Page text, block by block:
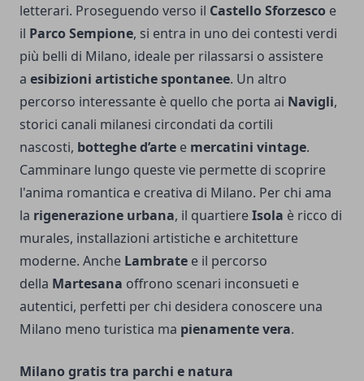
letterari. Proseguendo verso il Castello Sforzesco e
il Parco Sempione, si entra in uno dei contesti verdi
più belli di Milano, ideale per rilassarsi o assistere
a esibizioni artistiche spontanee. Un altro
percorso interessante è quello che porta ai Navigli,
storici canali milanesi circondati da cortili
nascosti, botteghe d’arte e mercatini vintage.
Camminare lungo queste vie permette di scoprire
l'anima romantica e creativa di Milano. Per chi ama
la rigenerazione urbana, il quartiereIsola è ricco di
murales, installazioni artistiche e architetture
moderne. Anche Lambrate e il percorso
della Martesana offrono scenari inconsueti e
autentici, perfetti per chi desidera conoscere una
Milano meno turistica ma pienamente vera.
Milano gratis tra parchi e natura